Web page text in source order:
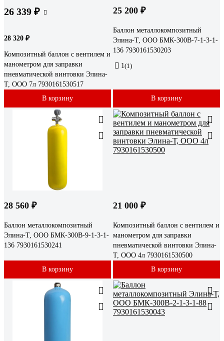
26 339 ₽
28 320 ₽
Композитный баллон с вентилем и
манометром для заправки
пневматической винтовки Элина-
Т, ООО 7л 7930161530517
В корзину
25 200 ₽
Баллон металлокомпозитный
Элина-Т, ООО БМК-300В-7-1-3-1-
136 7930161530203
1 (1)
В корзину
28 560 ₽
Баллон металлокомпозитный
Элина-Т, ООО БМК-300В-9-1-3-1-
136 7930161530241
В корзину
21 000 ₽
Композитный баллон с вентилем и
манометром для заправки
пневматической винтовки Элина-
Т, ООО 4л 7930161530500
В корзину